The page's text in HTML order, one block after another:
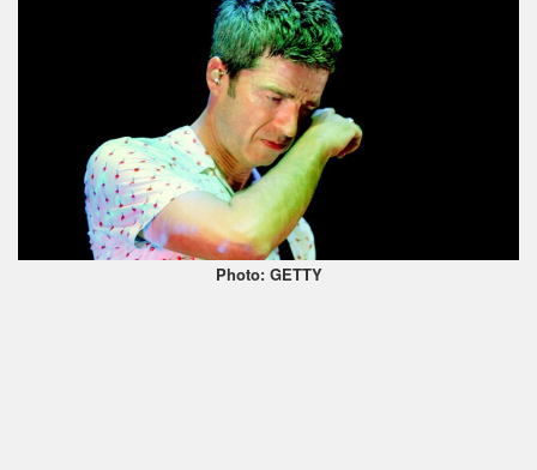
Photo: GETTY